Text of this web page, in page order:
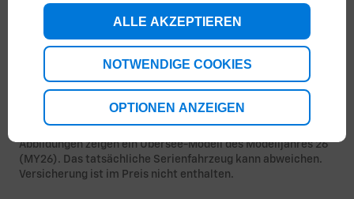
ALLE AKZEPTIEREN
NOTWENDIGE COOKIES
OPTIONEN ANZEIGEN
1 / 3
Energieverbrauch kombiniert: 12,3 L/100 km; CO₂-
Emissionen kombiniert: 281 g/km; CO₂-Klasse: G.
Abbildungen zeigen ein Übersee-Modell des Modelljahres 26
(MY26). Das tatsächliche Serienfahrzeug kann abweichen.
Versicherung ist im Preis nicht enthalten.